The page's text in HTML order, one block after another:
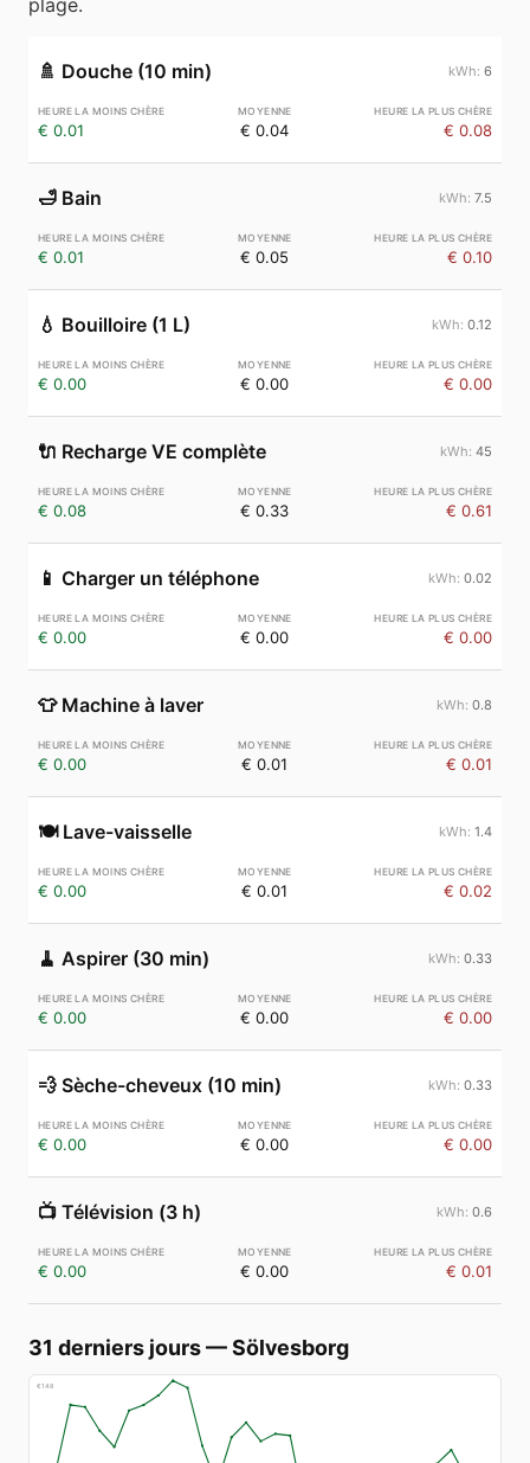
plage.
🚿 Douche (10 min) 6
€ 0.01 € 0.04 € 0.08
🛁 Bain 7.5
€ 0.01 € 0.05 € 0.10
💧 Bouilloire (1 L) 0.12
€ 0.00 € 0.00 € 0.00
🔌 Recharge VE complète 45
€ 0.08 € 0.33 € 0.61
📱 Charger un téléphone 0.02
€ 0.00 € 0.00 € 0.00
👕 Machine à laver 0.8
€ 0.00 € 0.01 € 0.01
🍽️ Lave-vaisselle 1.4
€ 0.00 € 0.01 € 0.02
🧹 Aspirer (30 min) 0.33
€ 0.00 € 0.00 € 0.00
💨 Sèche-cheveux (10 min) 0.33
€ 0.00 € 0.00 € 0.00
📺 Télévision (3 h) 0.6
€ 0.00 € 0.00 € 0.01
31 derniers jours—Sölvesborg
€148